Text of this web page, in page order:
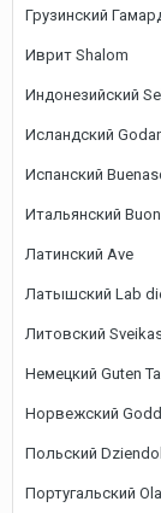
Грузинский
Иврит Shalom
Индонезийский
Исландский
Испанский
Итальянский
Латинский Ave
Латышский Lab
Литовский
Немецкий Guten
Норвежский
Польский
Португальский Ola